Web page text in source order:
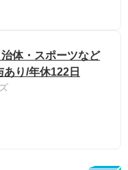
体・スポーツなど
り/年休122日